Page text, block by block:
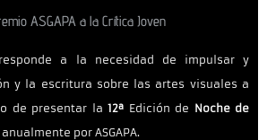
ASGAPA a la Crítica Joven
a la necesidad de impulsar y
y la escritura sobre las artes visuales a
de presentar la 12ª Edición de Noche de
por ASGAPA.